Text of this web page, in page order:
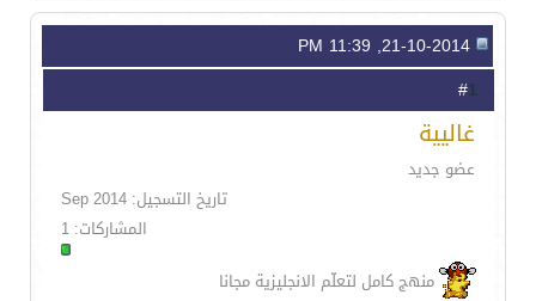
1
غاليية
عضو جديد
تاريخ التسجيل: Sep 2014
المشاركات: 1
منهج كامل لتعلّم الانجليزية مجانا